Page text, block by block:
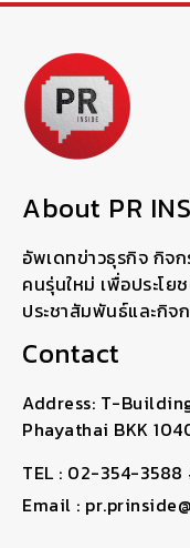
About PR
อัพเดทข่าวธุรกิจ กิจ
คนรุ่นใหม่ เพื่อประโ
ประชาสัมพันธ์และกิจ
Contact
Address: T-
Phayathai BKK
TEL : 02-354-3588
Email :